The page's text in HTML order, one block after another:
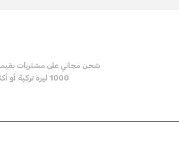
شحن مجاني على مشتريات
1000 ليرة تركية أو أكثر